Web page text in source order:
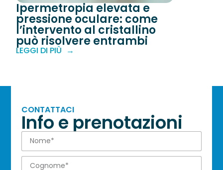
Ipermetropia elevata e
pressione oculare: come
l’intervento al cristallino
può risolvere entrambi
LEGGI DI PIÙ
CONTATTACI
Info e prenotazioni